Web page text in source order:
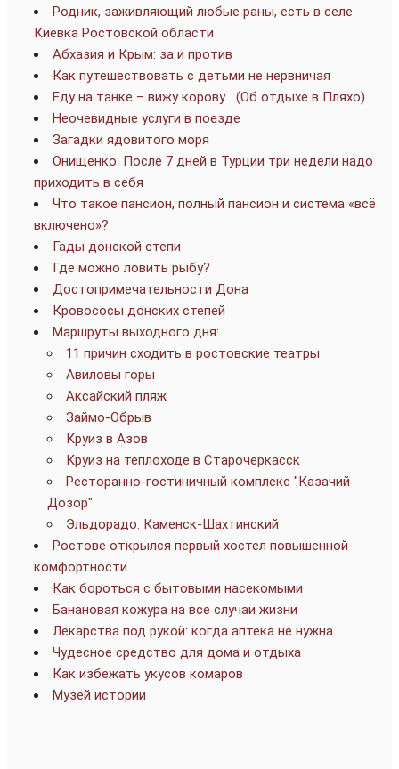
Родник, заживляющий любые раны, есть в селе
Киевка Ростовской области
Абхазия и Крым: за и против
Как путешествовать с детьми не нервничая
Еду на танке – вижу корову… (Об отдыхе в Пляхо)
Неочевидные услуги в поезде
Загадки ядовитого моря
Онищенко: После 7 дней в Турции три недели надо
приходить в себя
Что такое пансион, полный пансион и система «всё
включено»?
Гады донской степи
Где можно ловить рыбу?
Достопримечательности Дона
Кровососы донских степей
Маршруты выходного дня:
11 причин сходить в ростовские театры
Авиловы горы
Аксайский пляж
Займо-Обрыв
Круиз в Азов
Круиз на теплоходе в Старочеркасск
Ресторанно-гостиничный комплекс "Казачий
Дозор"
Эльдорадо. Каменск-Шахтинский
Ростове открылся первый хостел повышенной
комфортности
Как бороться с бытовыми насекомыми
Банановая кожура на все случаи жизни
Лекарства под рукой: когда аптека не нужна
Чудесное средство для дома и отдыха
Как избежать укусов комаров
Музей истории